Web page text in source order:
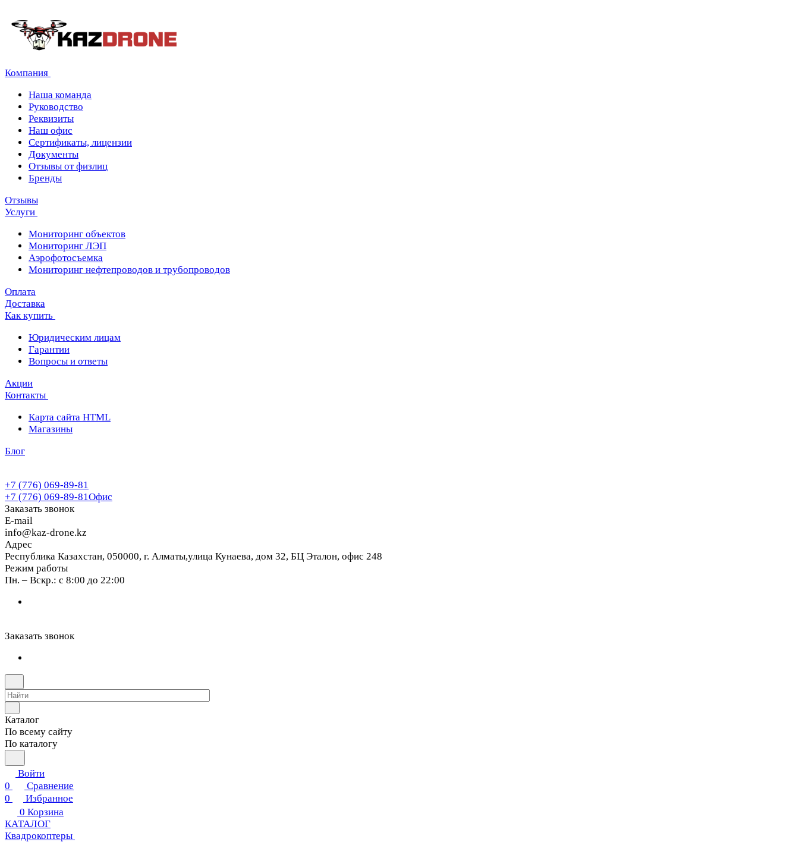
Компания
Наша команда
Руководство
Реквизиты
Наш офис
Сертификаты, лицензии
Документы
Отзывы от физлиц
Бренды
Отзывы
Услуги
Мониторинг объектов
Мониторинг ЛЭП
Аэрофотосъемка
Мониторинг нефтепроводов и трубопроводов
Оплата
Доставка
Как купить
Юридическим лицам
Гарантии
Вопросы и ответы
Акции
Контакты
Карта сайта HTML
Магазины
Блог
+7 (776) 069-89-81
+7 (776) 069-89-81Офис
Заказать звонок
E-mail
info@kaz-drone.kz
Адрес
Республика Казахстан, 050000, г. Алматы,улица Кунаева, дом 32, БЦ Эталон, офис 248
Режим работы
Пн. – Вскр.: с 8:00 до 22:00
Заказать звонок
Каталог
По всему сайту
По каталогу
Войти
0
Сравнение
0
Избранное
0 Корзина
КАТАЛОГ
Квадрокоптеры